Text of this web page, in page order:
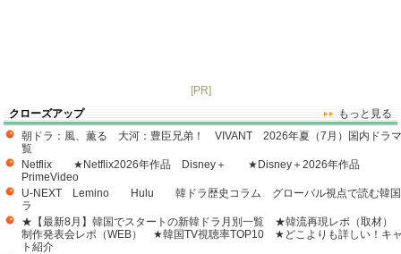
[PR]
クローズアップ
もっと見る
朝ドラ：風、薫る
大河：豊臣兄弟！ VIVANT
2026年夏（7月）国内ドラ
覧
Netflix
★Netflix2026年作品 Disney＋
★Disney＋2026年作品
PrimeVideo
U-NEXT
Lemino Hulu 韓ドラ歴史コラム
グローバル視点で読む韓
ラ
★【最新8月】韓国でスタートの新韓ドラ月別一覧
★韓流再現レポ（取材）
制作発表会レポ（WEB）
★韓国TV視聴率TOP10
★どこよりも詳しい！キ
ト紹介